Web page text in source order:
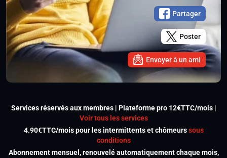
Partager
Poster
Envoyer à un ami
Services réservés aux membres | Plateforme pro 12€TTC/mois |
Voir tous les services
4.90€TTC/mois pour les intermittents et chômeurssous
conditions
Abonnement mensuel, renouvelé automatiquement chaque mois,